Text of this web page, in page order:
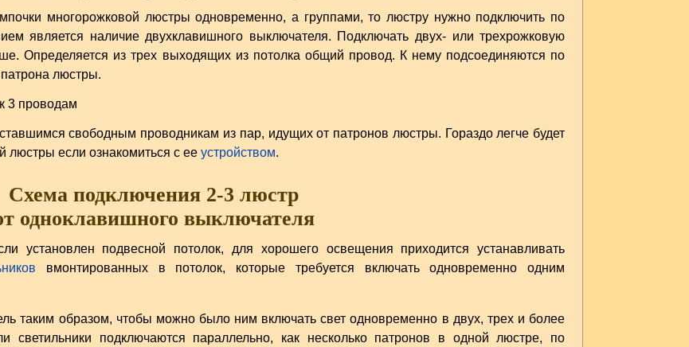
многорожковой люстры одновременно, а группами, то люстру нужно подключить по
является наличие двухклавишного выключателя. Подключать двух- или трехрожковую
Определяется из трех выходящих из потолка общий провод. К нему подсоединяются по
люстры.
свободным проводникам из пар, идущих от патронов люстры. Гораздо легче будет
люстры если ознакомиться с ее устройством.
Схема подключения 2-3 люстр
одноклавишного выключателя
подвесной потолок, для хорошего освещения приходится устанавливать
вмонтированных в потолок, которые требуется включать одновременно одним
таким образом, чтобы можно было ним включать свет одновременно в двух, трех и более
подключаются параллельно, как несколько патронов в одной люстре, по